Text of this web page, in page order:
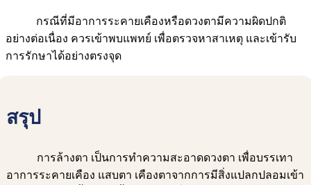
กรณีที่มีอาการระคายเคืองหรือดวงตามีความผิดปกติ
อย่างต่อเนื่อง ควรเข้าพบแพทย์ เพื่อตรวจหาสาเหตุ และเข้ารับ
การรักษาได้อย่างตรงจุด
สรุป
การล้างตา เป็นการทำความสะอาดดวงตา เพื่อบรรเทา
อาการระคายเคือง แสบตา เคืองตาจากการมีสิ่งแปลกปลอมเข้า